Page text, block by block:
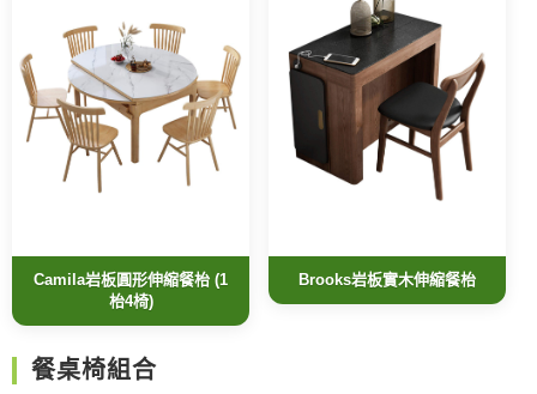
Camila岩板圓形伸縮餐枱 (1
枱4椅)
Brooks岩板實木伸縮餐枱
餐桌椅組合